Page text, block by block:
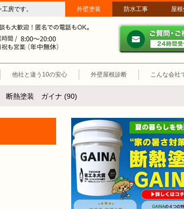
房です。 外壁塗装 防水工事 屋
水工事）
メールやパソコンが苦手な方
3341-35
営業時間：午前8時～午後8時 年中無
他社と違う10の安心 外壁屋根診断 こんな会社
断熱塗装 ガイナ (90)